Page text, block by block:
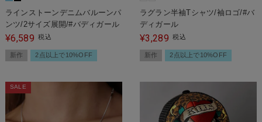
ラインストーンデニムバルーンパ
ンツ/2サイズ展開/#バディガール
¥6,589 税込
新作 2点以上で10%OFF
ラグラン半袖Tシャツ/袖ロゴ/#バ
ディガール
¥3,289 税込
新作 2点以上で10%OFF
SALE